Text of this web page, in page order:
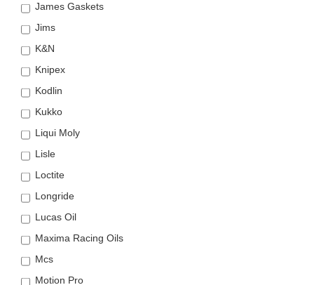
James Gaskets
Jims
K&N
Knipex
Kodlin
Kukko
Liqui Moly
Lisle
Loctite
Longride
Lucas Oil
Maxima Racing Oils
Mcs
Motion Pro